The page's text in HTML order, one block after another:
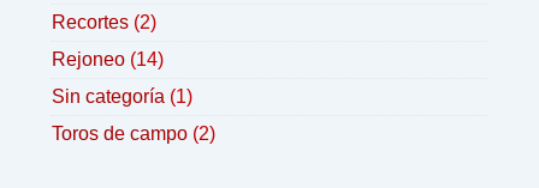
Recortes (2)
Rejoneo (14)
Sin categoría (1)
Toros de campo (2)